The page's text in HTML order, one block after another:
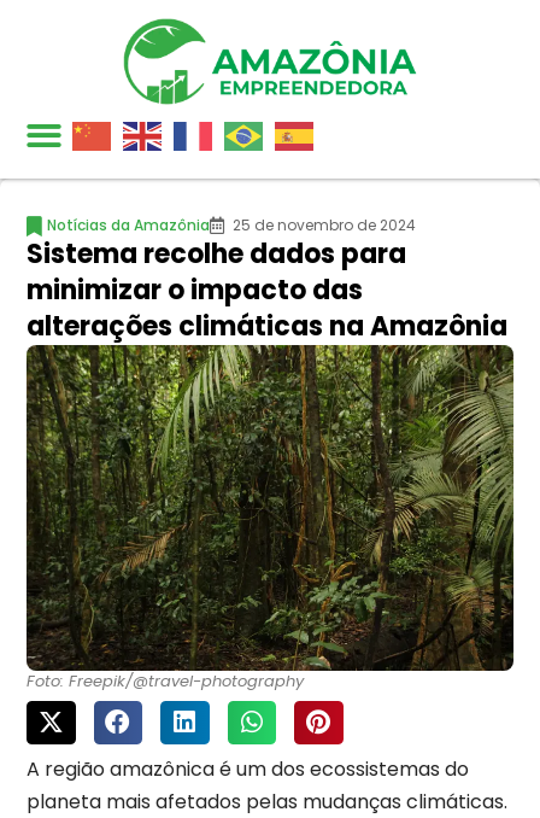
Notícias da Amazônia 25 de novembro de 2024
Sistema recolhe dados para
minimizar o impacto das
alterações climáticas na Amazônia
Foto: Freepik/@travel-photography
A região amazônica é um dos ecossistemas do
planeta mais afetados pelas mudanças climáticas.